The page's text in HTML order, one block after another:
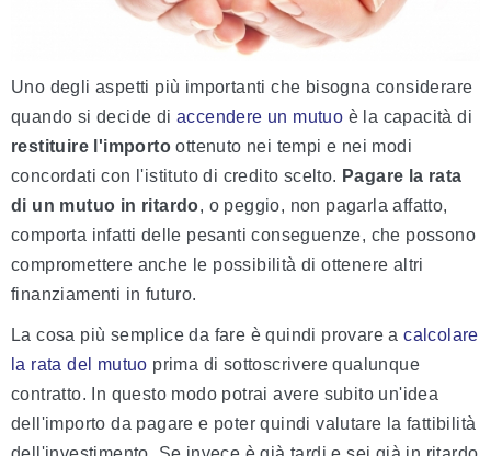
Uno degli aspetti più importanti che bisogna considerare
quando si decide di accendere un mutuo è la capacità di
restituire l'importo ottenuto nei tempi e nei modi
concordati con l'istituto di credito scelto. Pagare la rata
di un mutuo in ritardo, o peggio, non pagarla affatto,
comporta infatti delle pesanti conseguenze, che possono
compromettere anche le possibilità di ottenere altri
finanziamenti in futuro.
La cosa più semplice da fare è quindi provare acalcolare
la rata del mutuo prima di sottoscrivere qualunque
contratto. In questo modo potrai avere subito un'idea
dell'importo da pagare e poter quindi valutare la fattibilità